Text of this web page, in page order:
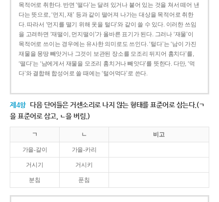
목적어로 취한다. 반면 ‘떨다’는 달려 있거나 붙어 있는 것을 쳐서 떼어 낸
다는 뜻으로, ‘먼지, 재’ 등과 같이 떨어져 나가는 대상을 목적어로 취한
다. 따라서 ‘먼지를 떨기 위해 옷을 털다’와 같이 쓸 수 있다. 이러한 쓰임
을 고려하면 ‘재떨이, 먼지떨이’가 올바른 표기가 된다. 그러나 ‘재물’이
목적어로 쓰이는 경우에는 유사한 의미로도 쓰인다. ‘털다’는 ‘남이 가진
재물을 몽땅 빼앗거나 그것이 보관된 장소를 모조리 뒤지어 훔치다’를,
‘떨다’는 ‘남에게서 재물을 모조리 훔치거나 빼앗다’를 뜻한다. 다만, ‘먹
다’와 결합해 합성어로 쓸 때에는 ‘털어먹다’로 쓴다.
제4항 다음 단어들은 거센소리로 나지 않는 형태를 표준어로 삼는다.(ㄱ
을 표준어로 삼고, ㄴ을 버림.)
ㄱ ㄴ 비고
가을-갈이 가을-카리
거시기 거시키
분침 푼침